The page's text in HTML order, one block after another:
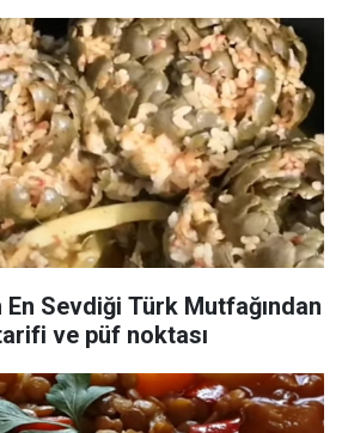
Sevdiği Türk Mutfağından
ve püf noktası